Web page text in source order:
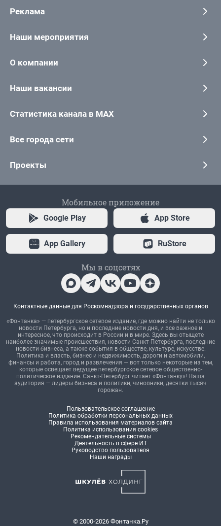
Реклама
Наши мероприятия
О компании
Наши вакансии
Статистика канала в MAX
Все города сети
Проекты
Мобильное приложение
Google Play App Store
App Gallery RuStore
Мы в соцсетях
Контактные данные для Роскомнадзора и государственных органов
«Фонтанка» — петербургское сетевое издание, где можно найти не только
новости Петербурга, но и последние новости дня, и все важное и
интересное, что происходит в России и в мире. Здесь вы отыщете
наиболее значимые происшествия, новости Санкт-Петербурга, последние
новости бизнеса, а также события в обществе, культуре, искусстве.
Политика и власть, бизнес и недвижимость, дороги и автомобили,
финансы и работа, город и развлечения — вот только некоторые из тем,
которые освещает ведущее петербургское сетевое общественно-
политическое издание. Санкт-Петербург читает «Фонтанку»! Наша
аудитория — лидеры бизнеса и политики, чиновники, десятки тысяч
горожан.
Пользовательское соглашение
Политика обработки персональных данных
Правила использования материалов сайта
Политика использования cookies
Рекомендательные системы
Деятельность в сфере ИТ
Руководство пользователя
Наши награды
© 2000-2026 Фонтанка.Ру